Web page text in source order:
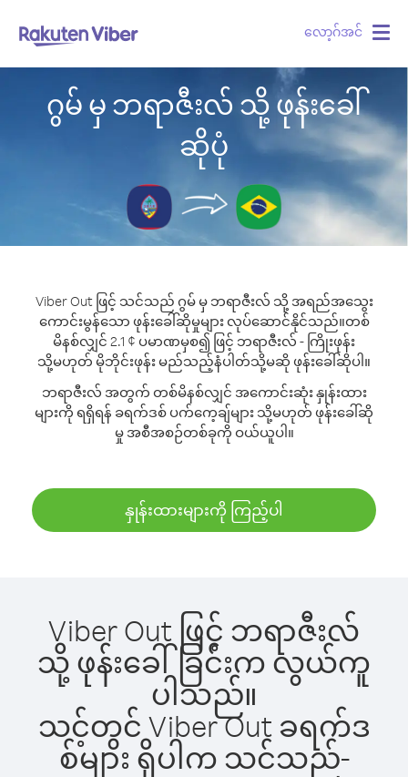
လော့ဂ်အင်
ဂွမ် မှ ဘရာဇီးလ် သို့ ဖုန်းခေါ်
ဆိုပုံ
Viber Out ဖြင့် သင်သည် ဂွမ် မှ ဘရာဇီးလ် သို့ အရည်အသွေး
ကောင်းမွန်သော ဖုန်းခေါ်ဆိုမှုများ လုပ်ဆောင်နိုင်သည်။တစ်
မိနစ်လျှင် 2.1 ¢ ပမာဏမှစ၍ ဖြင့် ဘရာဇီးလ် - ကြိုးဖုန်း
သို့မဟုတ် မိုဘိုင်းဖုန်း မည်သည့်နံပါတ်သို့မဆို ဖုန်းခေါ်ဆိုပါ။
ဘရာဇီးလ် အတွက် တစ်မိနစ်လျှင် အကောင်းဆုံး နှုန်းထား
များကို ရရှိရန် ခရက်ဒစ် ပက်ကေ့ချ်များ သို့မဟုတ် ဖုန်းခေါ်ဆို
မှု အစီအစဉ်တစ်ခုကို ဝယ်ယူပါ။
နှုန်းထားများကို ကြည့်ပါ
Viber Out ဖြင့် ဘရာဇီးလ်
သို့ ဖုန်းခေါ်ခြင်းက လွယ်ကူ
ပါသည်။
သင့်တွင် Viber Out ခရက်ဒ
စ်များ ရှိပါက သင်သည်-